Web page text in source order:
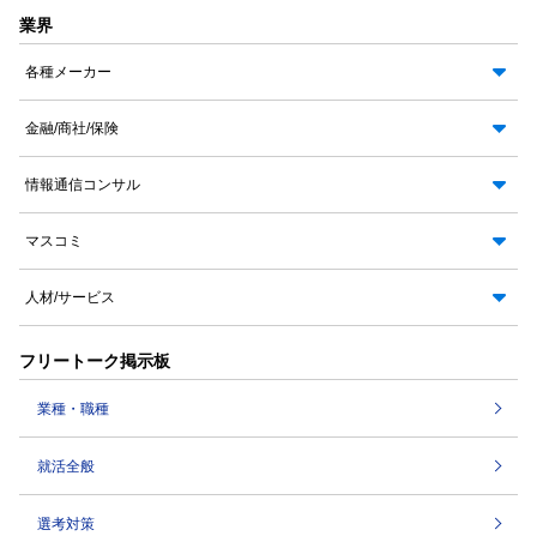
業界
各種メーカー
金融/商社/保険
情報通信コンサル
マスコミ
人材/サービス
フリートーク掲示板
業種・職種
就活全般
選考対策